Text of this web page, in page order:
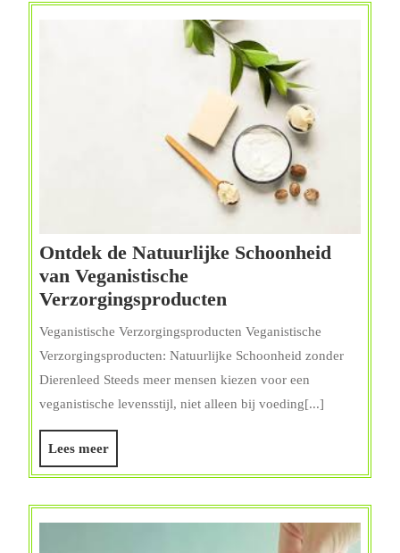
Ontdek de Natuurlijke Schoonheid
van Veganistische
Verzorgingsproducten
Natuurlijke
Schoonheid
van
Veganistische
Veganistische Verzorgingsproducten Veganistische
Verzorgingsproducten: Natuurlijke Schoonheid zonder
Dierenleed Steeds meer mensen kiezen voor een
veganistische levensstijl, niet alleen bij voeding[...]
Lees meerLees
meer